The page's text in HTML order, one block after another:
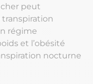
peut
régime
et l’obésité
nocturne